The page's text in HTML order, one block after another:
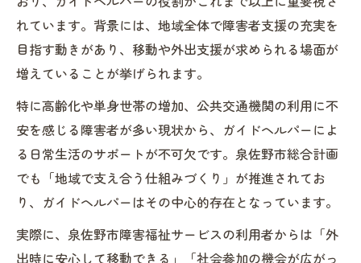
れています。背景には、地域全体で障害者支援の充実を
目指す動きがあり、移動や外出支援が求められる場面が
増えていることが挙げられます。
特に高齢化や単身世帯の増加、公共交通機関の利用に不
安を感じる障害者が多い現状から、ガイドヘルパーによ
る日常生活のサポートが不可欠です。泉佐野市総合計画
でも「地域で支え合う仕組みづくり」が推進されてお
り、ガイドヘルパーはその中心的存在となっています。
実際に、泉佐野市障害福祉サービスの利用者からは「外
出時に安心して移動できる」「社会参加の機会が広がっ